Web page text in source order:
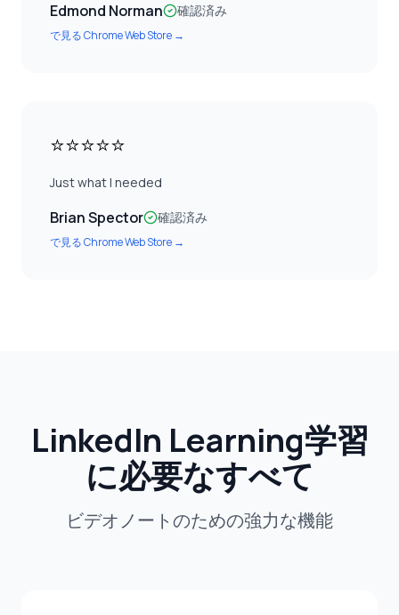
Edmond Norman 確認済み
で見るChrome Web Store →
⭐⭐⭐⭐⭐
Just what I needed
Brian Spector 確認済み
で見るChrome Web Store →
LinkedIn Learning学習
に必要なすべて
ビデオノートのための強力な機能